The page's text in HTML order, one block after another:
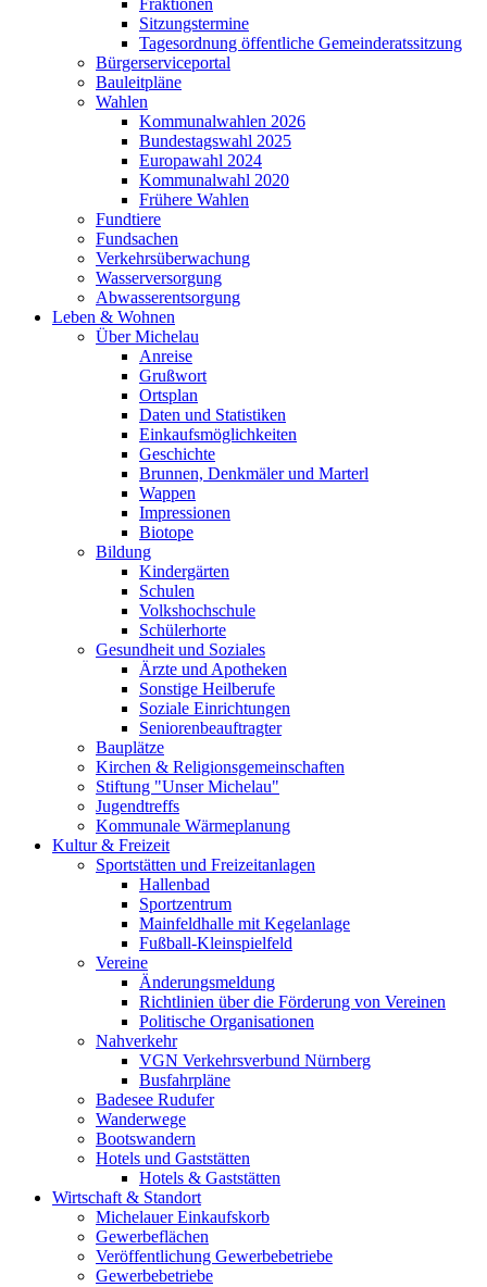
Fraktionen
Sitzungstermine
Tagesordnung öffentliche Gemeinderatssitzung
Bürgerserviceportal
Bauleitpläne
Wahlen
Kommunalwahlen 2026
Bundestagswahl 2025
Europawahl 2024
Kommunalwahl 2020
Frühere Wahlen
Fundtiere
Fundsachen
Verkehrsüberwachung
Wasserversorgung
Abwasserentsorgung
Leben & Wohnen
Über Michelau
Anreise
Grußwort
Ortsplan
Daten und Statistiken
Einkaufsmöglichkeiten
Geschichte
Brunnen, Denkmäler und Marterl
Wappen
Impressionen
Biotope
Bildung
Kindergärten
Schulen
Volkshochschule
Schülerhorte
Gesundheit und Soziales
Ärzte und Apotheken
Sonstige Heilberufe
Soziale Einrichtungen
Seniorenbeauftragter
Bauplätze
Kirchen & Religionsgemeinschaften
Stiftung "Unser Michelau"
Jugendtreffs
Kommunale Wärmeplanung
Kultur & Freizeit
Sportstätten und Freizeitanlagen
Hallenbad
Sportzentrum
Mainfeldhalle mit Kegelanlage
Fußball-Kleinspielfeld
Vereine
Änderungsmeldung
Richtlinien über die Förderung von Vereinen
Politische Organisationen
Nahverkehr
VGN Verkehrsverbund Nürnberg
Busfahrpläne
Badesee Rudufer
Wanderwege
Bootswandern
Hotels und Gaststätten
Hotels & Gaststätten
Wirtschaft & Standort
Michelauer Einkaufskorb
Gewerbeflächen
Veröffentlichung Gewerbebetriebe
Gewerbebetriebe